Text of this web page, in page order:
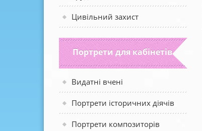
Цивільний захист
Портрети для кабінетів
Видатні вчені
Портрети історичних діячів
Портрети композиторів